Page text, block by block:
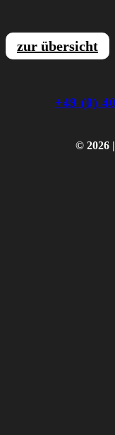
zur übersicht
+49 (0)
© 2026 |